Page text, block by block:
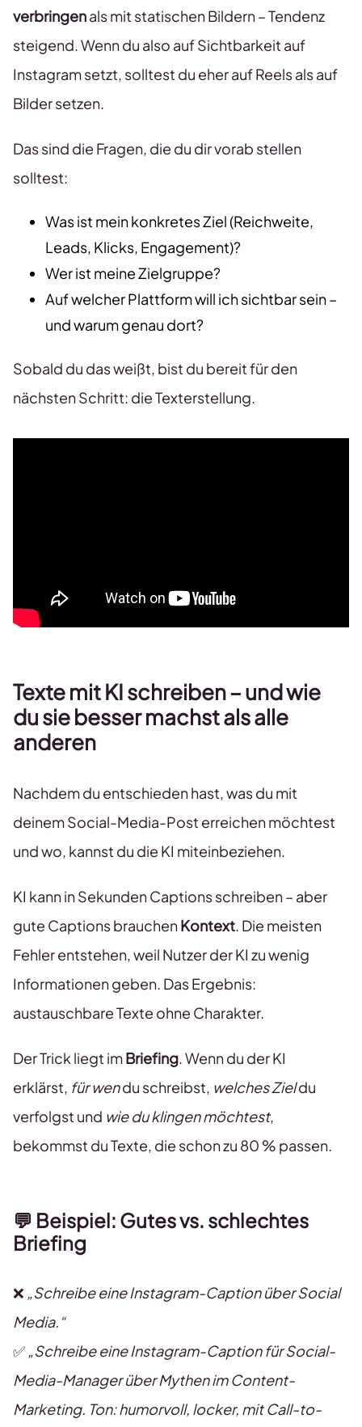
verbringenals mit statischen Bildern – Tendenz
steigend. Wenn du also auf Sichtbarkeit auf
Instagram setzt, solltest du eher auf Reels als auf
Bilder setzen.
Das sind die Fragen, die du dir vorab stellen
solltest:
Was ist mein konkretes Ziel (Reichweite,
Leads, Klicks, Engagement)?
Wer ist meine Zielgruppe?
Auf welcher Plattform will ich sichtbar sein –
und warum genau dort?
Sobald du das weißt, bist du bereit für den
nächsten Schritt: die Texterstellung.
Texte mit KI schreiben – und wie
du sie besser machst als alle
anderen
Nachdem du entschieden hast, was du mit
deinem Social-Media-Post erreichen möchtest
und wo, kannst du die KI miteinbeziehen.
KI kann in Sekunden Captions schreiben – aber
gute Captions brauchenKontext. Die meisten
Fehler entstehen, weil Nutzer der KI zu wenig
Informationen geben. Das Ergebnis:
austauschbare Texte ohne Charakter.
Der Trick liegt imBriefing. Wenn du der KI
erklärst, für wendu schreibst, welches Zieldu
verfolgst und wie du klingen möchtest,
bekommst du Texte, die schon zu 80 % passen.
💬 Beispiel: Gutes vs. schlechtes
Briefing
❌ „Schreibe eine Instagram-Caption über Social
Media.“
✅ „Schreibe eine Instagram-Caption für Social-
Media-Manager über Mythen im Content-
Marketing. Ton: humorvoll, locker, mit Call-to-